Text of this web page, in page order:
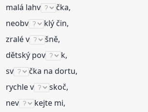
malá lahv
čka,
neobv
klý čin,
zralé v
šně,
dětský pov
k,
sv
čka na dortu,
rychle v
skoč,
nev
kejte mi,